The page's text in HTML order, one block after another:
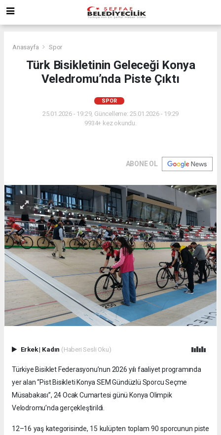
Anasayfa Spor
Türk Bisikletinin Geleceği Konya
Veledromu’nda Piste Çıktı
SPOR
25.01.2026 - 19:29, Güncelleme: 25.01.2026 - 19:29
9934+ kez okundu.
ABONE OL
Erkek| Kadın (Haberi Sesli Oku)
Türkiye Bisiklet Federasyonu’nun 2026 yılı faaliyet programında
yer alan “Pist Bisikleti Konya SEM Gündüzlü Sporcu Seçme
Müsabakası”, 24 Ocak Cumartesi günü Konya Olimpik
Velodromu’nda gerçekleştirildi.
12–16 yaş kategorisinde, 15 kulüpten toplam 90 sporcunun piste